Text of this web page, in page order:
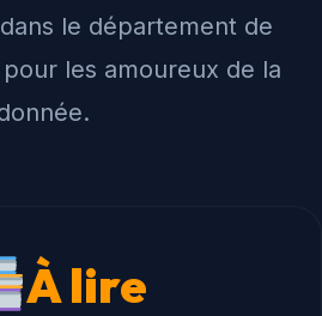
le département de
les amoureux de la
À lire